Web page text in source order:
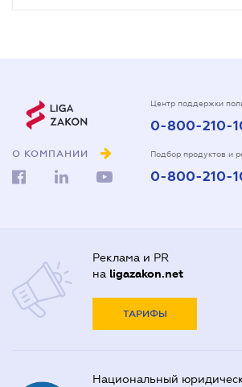
О КОМПАНИИ
Центр поддержки
0-800-210-
Подбор продуктов и
0-800-210-
Реклама и PR
на ligazakon.net
ТАРИФЫ
Национальный